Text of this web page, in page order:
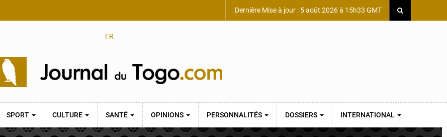
Dernière Mise à jour : 5 août 2026 à 15h33 GMT
FR
SPORT CULTURE SANTÉ OPINIONS PERSONNALITÉS DOSSIERS INTERNATIONAL